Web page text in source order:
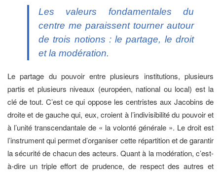
Les valeurs fondamentales du
centre me paraissent tourner autour
de trois notions : le partage, le droit
et la modération.
Le partage du pouvoir entre plusieurs institutions, plusieurs
partis et plusieurs niveaux (européen, national ou local) est la
clé de tout. C’est ce qui oppose les centristes aux Jacobins de
droite et de gauche qui, eux, croient à l’indivisibilité du pouvoir et
à l’unité transcendantale de « la volonté générale ». Le droit est
l’instrument qui permet d’organiser cette répartition et de garantir
la sécurité de chacun des acteurs. Quant à la modération, c’est-
à-dire un triple effort de prudence, de respect des autres et